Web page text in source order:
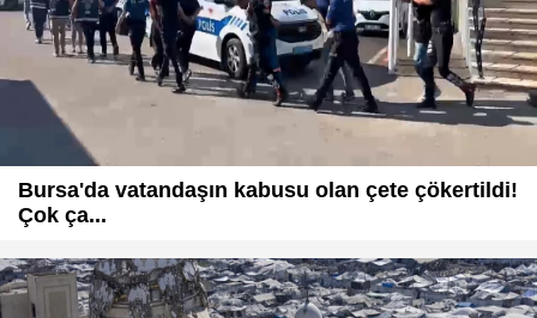
Bursa'da vatandaşın kabusu olan çete çökertildi!
Çok ça...